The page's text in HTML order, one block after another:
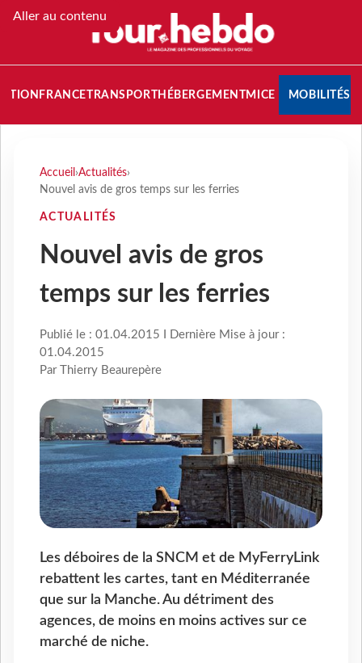
Aller au contenu
FRANCETRANSPORT HÉBERGEMENTMICE MOBILITÉS
Accueil ›Actualités›
Nouvel avis de gros temps sur les ferries
ACTUALITÉS
Nouvel avis de gros
temps sur les ferries
Publié le : 01.04.2015 I Dernière Mise à jour :
01.04.2015
Par Thierry Beaurepère
Les déboires de la SNCM et de MyFerryLink
rebattent les cartes, tant en Méditerranée
que sur la Manche. Au détriment des
agences, de moins en moins actives sur ce
marché de niche.